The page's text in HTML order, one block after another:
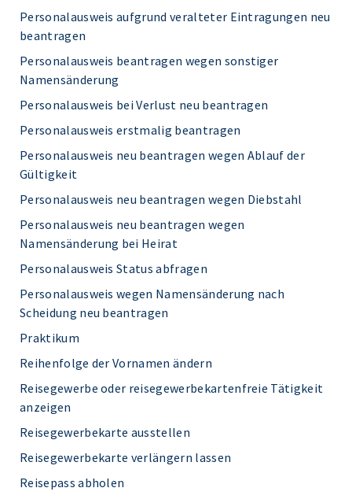
Personalausweis aufgrund veralteter Eintragungen neu
beantragen
Personalausweis beantragen wegen sonstiger
Namensänderung
Personalausweis bei Verlust neu beantragen
Personalausweis erstmalig beantragen
Personalausweis neu beantragen wegen Ablauf der
Gültigkeit
Personalausweis neu beantragen wegen Diebstahl
Personalausweis neu beantragen wegen
Namensänderung bei Heirat
Personalausweis Status abfragen
Personalausweis wegen Namensänderung nach
Scheidung neu beantragen
Praktikum
Reihenfolge der Vornamen ändern
Reisegewerbe oder reisegewerbekartenfreie Tätigkeit
anzeigen
Reisegewerbekarte ausstellen
Reisegewerbekarte verlängern lassen
Reisepass abholen